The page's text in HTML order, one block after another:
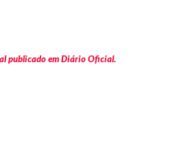
publicado em Diário Oficial.